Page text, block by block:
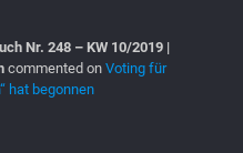
Nr. 248 – KW 10/2019 |
commented on Voting für
hat begonnen